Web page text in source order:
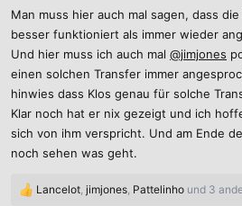
n
:
Man muss hier auch mal sagen, dass
besser funktioniert als immer wieder
Und hier muss ich auch mal @jimjones
einen solchen Transfer immer
hinwies dass Klos genau für solche
Klar noch hat er nix gezeigt und ich
sich von ihm verspricht. Und am Ende
noch sehen was geht.
R
Lancelot, jimjones, Pattelinho und 3